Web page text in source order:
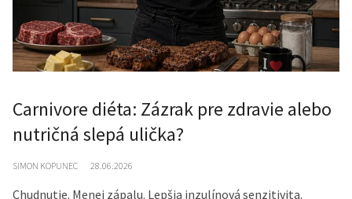
Carnivore diéta: Zázrak pre zdravie alebo
nutričná slepá ulička?
SIMON KOPUNEC 28.06.2026
Chudnutie. Menej zápalu. Lepšia inzulínová senzitivita.